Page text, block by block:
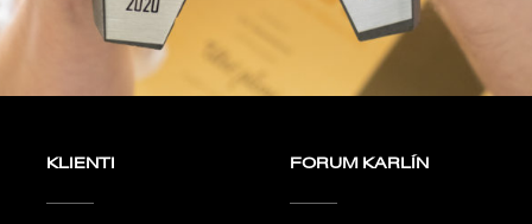
KLIENTI FORUM KARLÍN